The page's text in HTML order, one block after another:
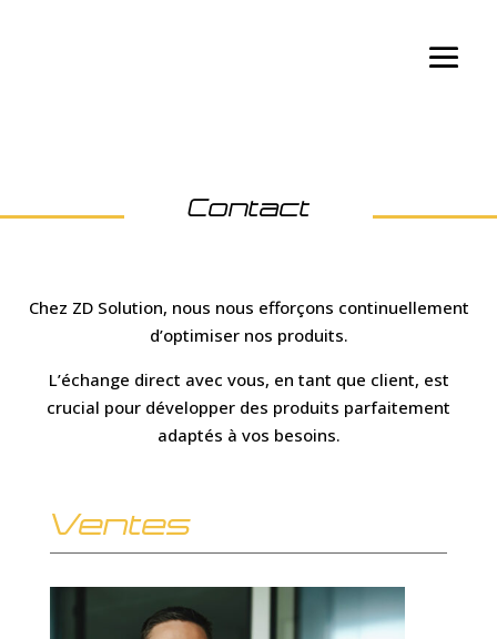
Contact
Chez ZD Solution, nous nous efforçons continuellement
d’optimiser nos produits.
L’échange direct avec vous, en tant que client, est
crucial pour développer des produits parfaitement
adaptés à vos besoins.
Ventes